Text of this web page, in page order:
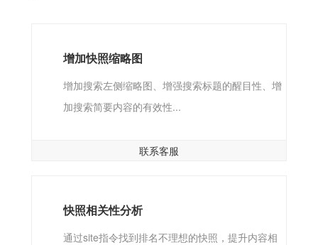
增加快照缩略图
增加搜索左侧缩略图、增强搜索标题的醒目性、增
加搜索简要内容的有效性...
联系客服
快照相关性分析
通过site指令找到排名不理想的快照，提升内容相